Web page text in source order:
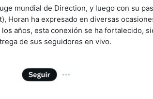
mundial de Direction, y luego con su
Horan ha expresado en diversas
años, esta conexión se ha fortalecido,
de sus seguidores en vivo.